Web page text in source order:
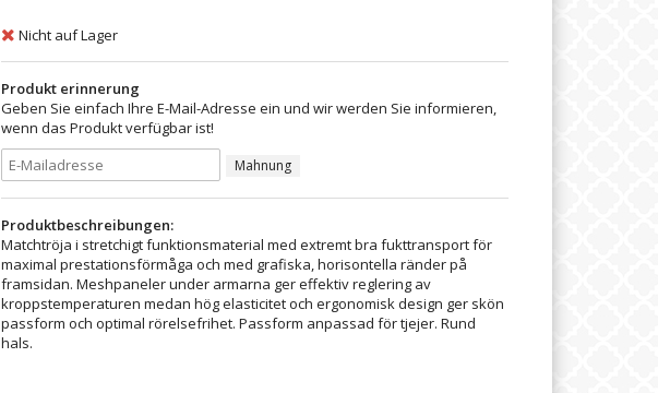
Nicht auf Lager
Produkt erinnerung
Geben Sie einfach Ihre E-Mail-Adresse ein und wir werden Sie informieren,
wenn das Produkt verfügbar ist!
Mahnung
Produktbeschreibungen:
Matchtröja i stretchigt funktionsmaterial med extremt bra fukttransport för
maximal prestationsförmåga och med grafiska, horisontella ränder på
framsidan. Meshpaneler under armarna ger effektiv reglering av
kroppstemperaturen medan hög elasticitet och ergonomisk design ger skön
passform och optimal rörelsefrihet. Passform anpassad för tjejer. Rund
hals.